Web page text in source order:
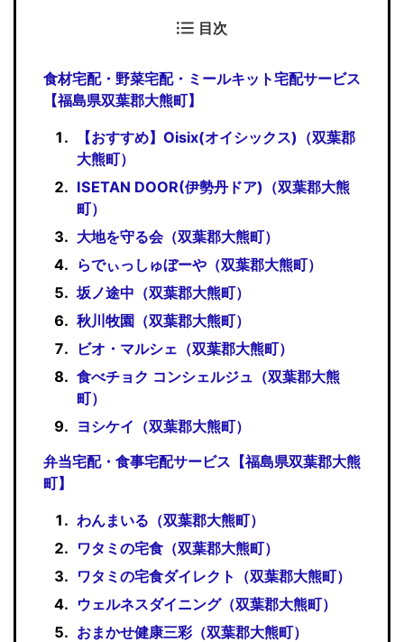
目次
食材宅配・野菜宅配・ミールキット宅配サービス
【福島県双葉郡大熊町】
【おすすめ】Oisix(オイシックス)（双葉郡
大熊町）
ISETAN DOOR(伊勢丹ドア)（双葉郡大熊
町）
大地を守る会（双葉郡大熊町）
らでぃっしゅぼーや（双葉郡大熊町）
坂ノ途中（双葉郡大熊町）
秋川牧園（双葉郡大熊町）
ビオ・マルシェ（双葉郡大熊町）
食べチョク コンシェルジュ（双葉郡大熊
町）
ヨシケイ（双葉郡大熊町）
弁当宅配・食事宅配サービス【福島県双葉郡大熊
町】
わんまいる（双葉郡大熊町）
ワタミの宅食（双葉郡大熊町）
ワタミの宅食ダイレクト（双葉郡大熊町）
ウェルネスダイニング（双葉郡大熊町）
おまかせ健康三彩（双葉郡大熊町）